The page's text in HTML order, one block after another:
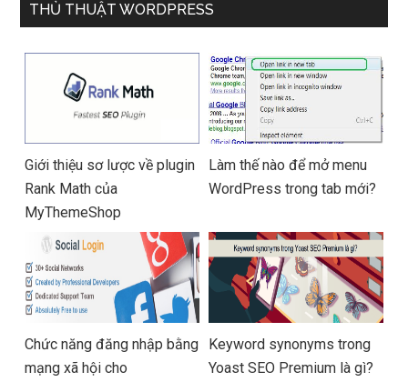
anh) – Hàng chính hãng
THỦ THUẬT WORDPRESS
Giới thiệu sơ lược về plugin
Rank Math của
MyThemeShop
Làm thế nào để mở menu
WordPress trong tab mới?
Chức năng đăng nhập bằng
mạng xã hội cho
Keyword synonyms trong
Yoast SEO Premium là gì?